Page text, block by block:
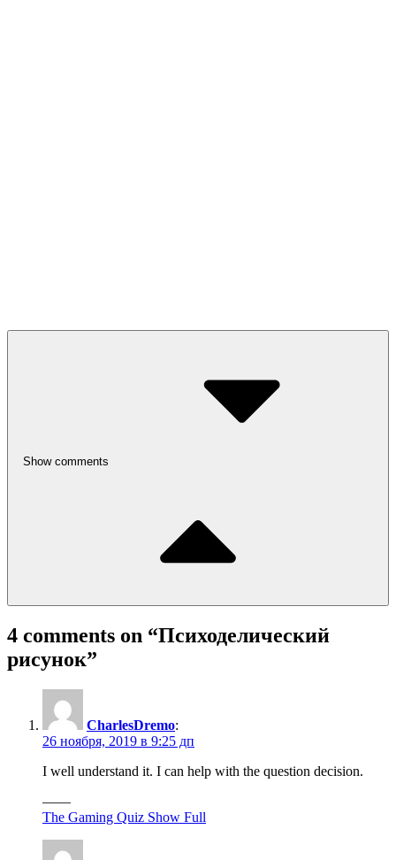
Show comments
4 comments on “Психоделический
рисунок”
CharlesDremo:
26 ноября, 2019 в 9:25 дп
I well understand it. I can help with the question decision.
——
The Gaming Quiz Show Full